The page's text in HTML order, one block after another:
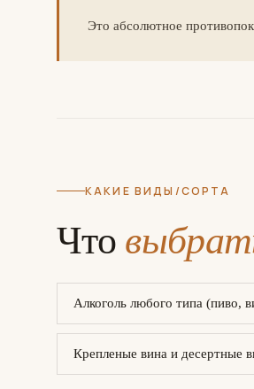
Это абсолютное
КАКИЕ ВИДЫ/СОРТА
Что
Алкоголь любого типа (пиво,
Крепленые вина и десертные